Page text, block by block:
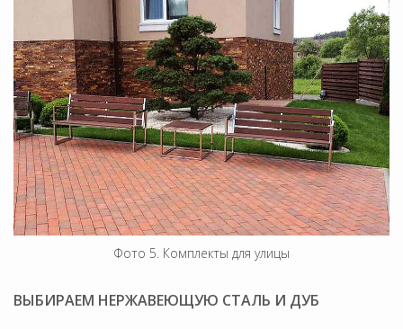
Фото 5. Комплекты для улицы
ВЫБИРАЕМ НЕРЖАВЕЮЩУЮ СТАЛЬ И ДУБ